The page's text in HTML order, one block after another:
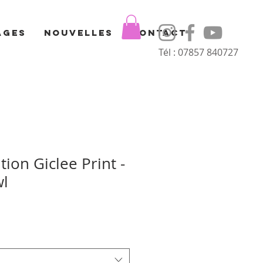
Nouvelles Contact
Tél : 07857 840727
Giclee Print -